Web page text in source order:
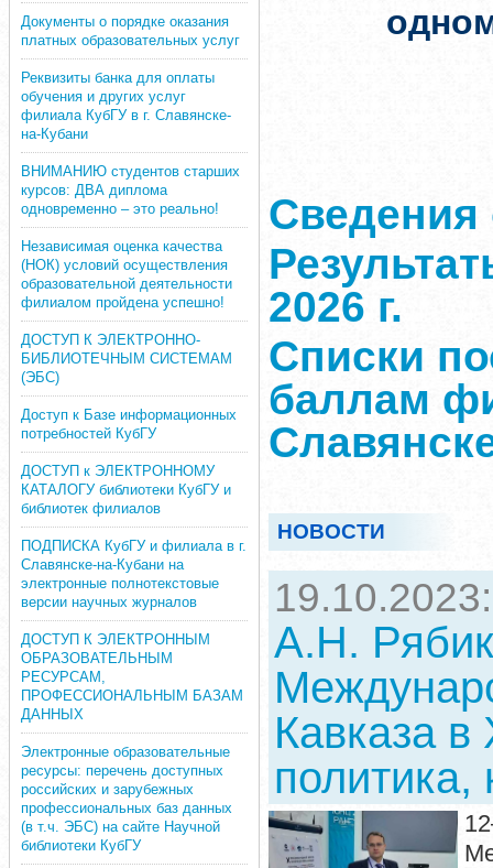
Документы о порядке оказания
платных образовательных услуг
Реквизиты банка для оплаты
обучения и других услуг
филиала КубГУ в г. Славянске-
на-Кубани
ВНИМАНИЮ студентов старших
курсов: ДВА диплома
одновременно – это реально!
Независимая оценка качества
(НОК) условий осуществления
образовательной деятельности
филиалом пройдена успешно!
ДОСТУП К ЭЛЕКТРОННО-
БИБЛИОТЕЧНЫМ СИСТЕМАМ
(ЭБС)
Доступ к Базе информационных
потребностей КубГУ
ДОСТУП к ЭЛЕКТРОННОМУ
КАТАЛОГУ библиотеки КубГУ и
библиотек филиалов
ПОДПИСКА КубГУ и филиала в г.
Славянске-на-Кубани на
электронные полнотекстовые
версии научных журналов
ДОСТУП К ЭЛЕКТРОННЫМ
ОБРАЗОВАТЕЛЬНЫМ
РЕСУРСАМ,
ПРОФЕССИОНАЛЬНЫМ БАЗАМ
ДАННЫХ
Электронные образовательные
ресурсы: перечень доступных
российских и зарубежных
профессиональных баз данных
(в т.ч. ЭБС) на сайте Научной
библиотеки КубГУ
Сведения
2026 г.
Списки
баллам
НОВОСТИ
А.Н.
Кавказа в
политика,